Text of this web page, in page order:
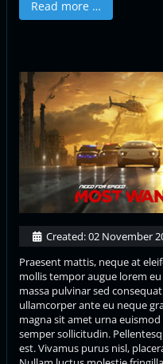
Read more …
Created: 02 November
Praesent mattis, neque at
mollis tempor augue lorem
massa pulvinar sed
ullamcorper ante eu neque
magna sit amet urna
semper sollicitudin.
est. Vivamus purus nisl,